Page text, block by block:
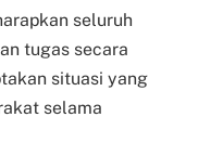
seluruh
tugas secara
situasi yang
selama